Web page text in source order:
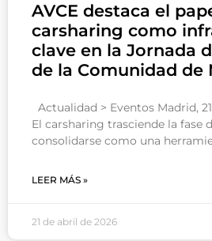
AVCE destaca el
carsharing como
clave en la Jornada
de la Comunidad de
Actualidad > Eventos Madrid,
El carsharing trasciende la fase
consolidarse como una
LEER MÁS »
21 de abril de 2026